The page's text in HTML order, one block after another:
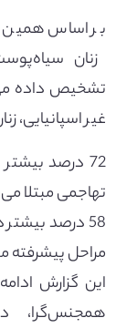
بر اساس همین
تشخیص داده
غیر اسپانیایی،
تهاجمی مبتلا
مراحل پیشرفته
این گزارش
همجنس‌گرا،